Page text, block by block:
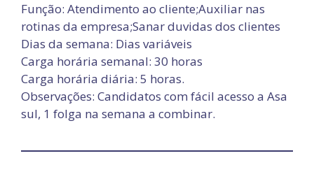
Função: Atendimento ao cliente;Auxiliar nas
rotinas da empresa;Sanar duvidas dos clientes
Dias da semana: Dias variáveis
Carga horária semanal: 30 horas
Carga horária diária: 5 horas.
Observações: Candidatos com fácil acesso a Asa
sul, 1 folga na semana a combinar.